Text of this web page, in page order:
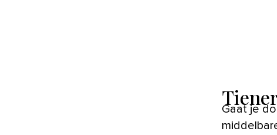
Gaat je dochter naar de bovenbouw, of je zoon naar de